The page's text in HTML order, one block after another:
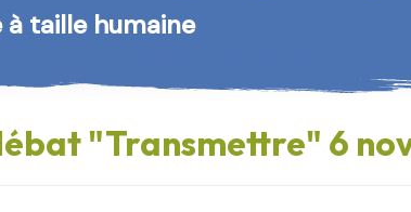
taille humaine
"Transmettre" 6